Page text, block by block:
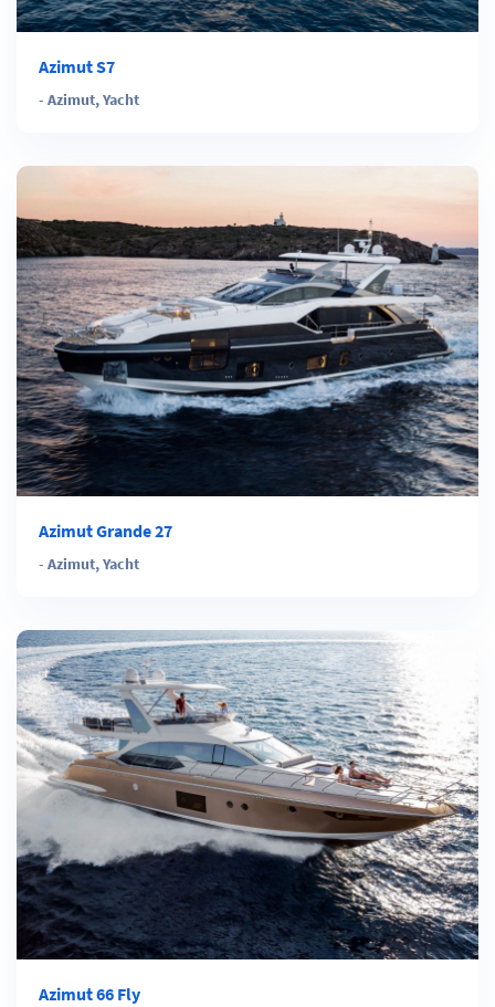
Azimut S7
- Azimut,Yacht
Azimut Grande 27
- Azimut,Yacht
Azimut 66 Fly